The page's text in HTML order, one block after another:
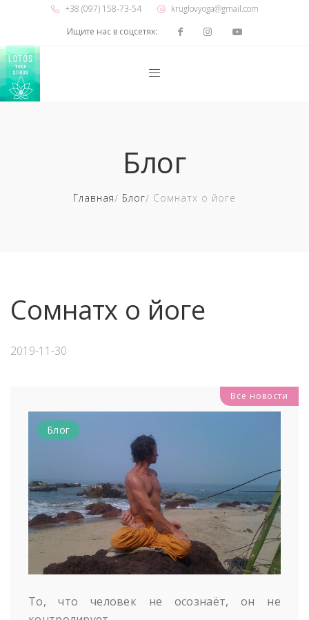
+38 (097) 158-73-54
kruglovyoga@gmail.com
Ищите нас в соцсетях:
Блог
Главная Блог Сомнатх о йоге
Сомнатх о йоге
2019-11-30
Все новости
Блог
То, что человек не осознаёт, он не